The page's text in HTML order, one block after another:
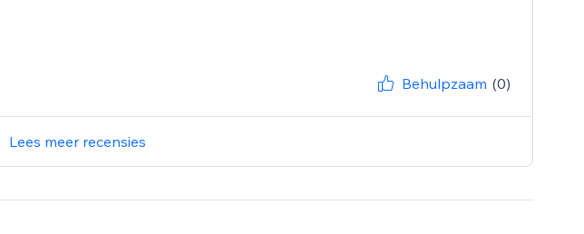
Behulpzaam (0)
Lees meer recensies